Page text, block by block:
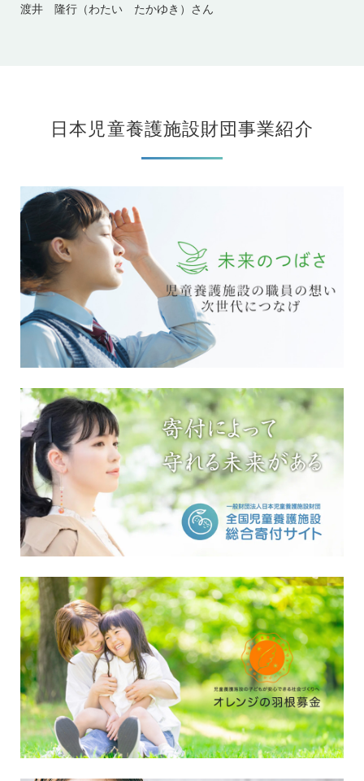
渡井 隆行（わたい たかゆき）さん
日本児童養護施設財団事業紹介